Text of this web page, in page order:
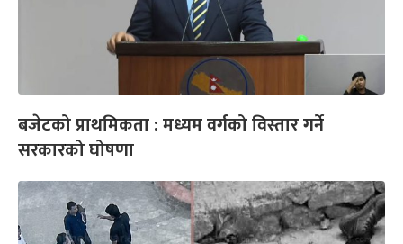
बजेटको प्राथमिकता : मध्यम वर्गको विस्तार गर्ने
सरकारको घोषणा